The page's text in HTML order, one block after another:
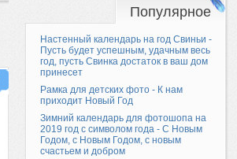
Популярное
Настенный календарь на год Свиньи -
Пусть будет успешным, удачным весь
год, пусть Свинка достаток в ваш дом
принесет
Рамка для детских фото - К нам
приходит Новый Год
Зимний календарь для фотошопа на
2019 год с символом года - С Новым
Годом, с Новым Годом, с новым
счастьем и добром